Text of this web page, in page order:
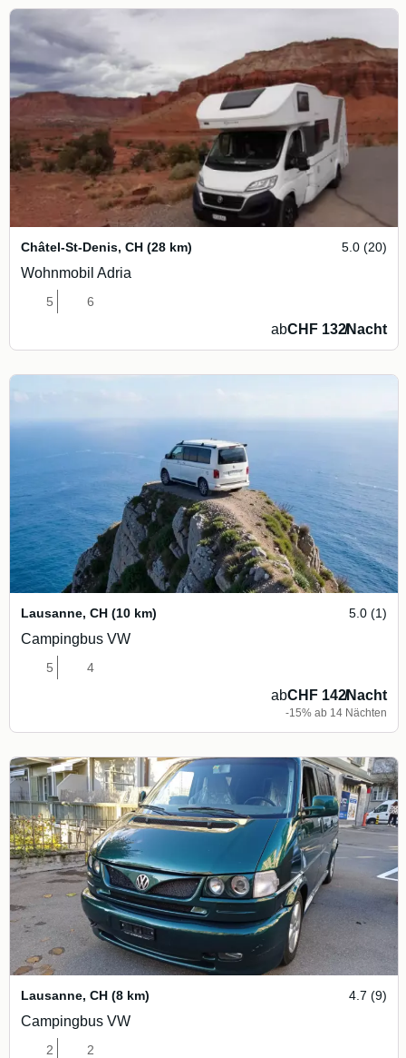
Châtel-St-Denis, CH (28 km) 5.0 (20)
Wohnmobil Adria
5 6
abCHF 132/Nacht
Lausanne, CH (10 km) 5.0 (1)
Campingbus VW
5 4
abCHF 142/Nacht
-15% ab 14 Nächten
Lausanne, CH (8 km) 4.7 (9)
Campingbus VW
2 2